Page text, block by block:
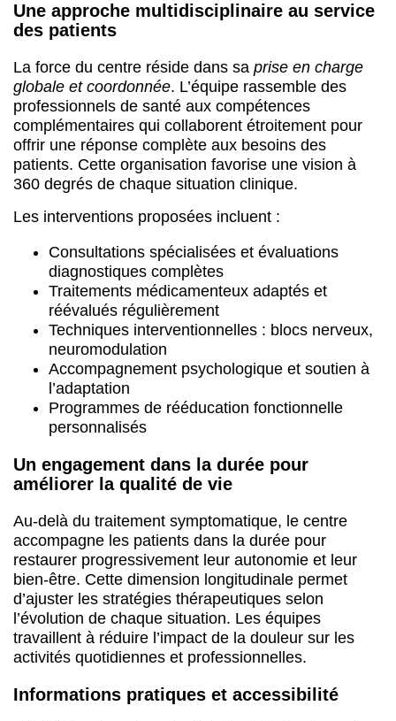
Une approche multidisciplinaire au service
des patients
La force du centre réside dans sa prise en charge
globale et coordonnée. L’équipe rassemble des
professionnels de santé aux compétences
complémentaires qui collaborent étroitement pour
offrir une réponse complète aux besoins des
patients. Cette organisation favorise une vision à
360 degrés de chaque situation clinique.
Les interventions proposées incluent :
Consultations spécialisées et évaluations
diagnostiques complètes
Traitements médicamenteux adaptés et
réévalués régulièrement
Techniques interventionnelles : blocs nerveux,
neuromodulation
Accompagnement psychologique et soutien à
l’adaptation
Programmes de rééducation fonctionnelle
personnalisés
Un engagement dans la durée pour
améliorer la qualité de vie
Au-delà du traitement symptomatique, le centre
accompagne les patients dans la durée pour
restaurer progressivement leur autonomie et leur
bien-être. Cette dimension longitudinale permet
d’ajuster les stratégies thérapeutiques selon
l’évolution de chaque situation. Les équipes
travaillent à réduire l’impact de la douleur sur les
activités quotidiennes et professionnelles.
Informations pratiques et accessibilité